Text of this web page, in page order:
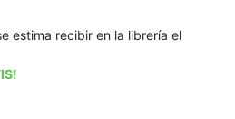
estima recibir en la librería el